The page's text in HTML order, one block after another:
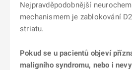
Nejpravděpodobnější
mechanismem je zablokování
striatu.
Pokud se u pacientů objeví
maligního syndromu, nebo i